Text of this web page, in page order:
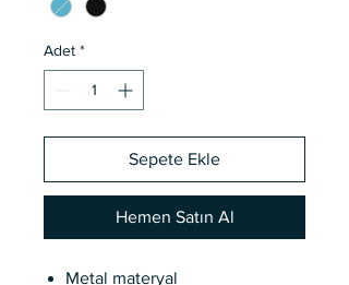
Adet *
Sepete Ekle
Hemen Satın Al
Metal materyal